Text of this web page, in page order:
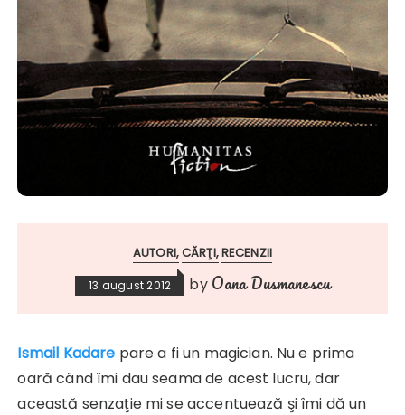
AUTORI CĂRŢI RECENZII
13 august 2012 by Oana Dusmanescu
Ismail Kadare pare a fi un magician. Nu e prima
oară când îmi dau seama de acest lucru, dar
această senzaţie mi se accentuează şi îmi dă un